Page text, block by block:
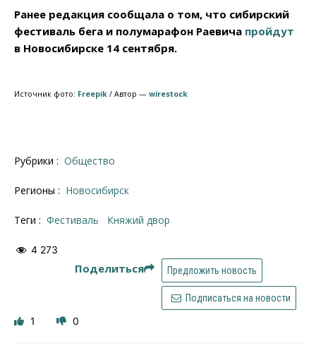
Ранее редакция сообщала о том, что сибирский
фестиваль бега и полумарафон Раевича пройдут
в Новосибирске 14 сентября.
Источник фото: Freepik / Автор — wirestock
Рубрики : Общество
Регионы : Новосибирск
Теги : фестиваль княжий двор
4 273
Поделиться Предложить новость
Подписаться на новости
1 0